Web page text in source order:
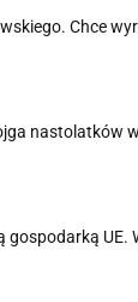
Chce
nastolatków
UE.